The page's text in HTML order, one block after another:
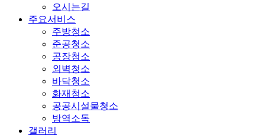
오시는길
주요서비스
주방청소
준공청소
공장청소
외벽청소
바닥청소
화재청소
공공시설물청소
방역소독
갤러리